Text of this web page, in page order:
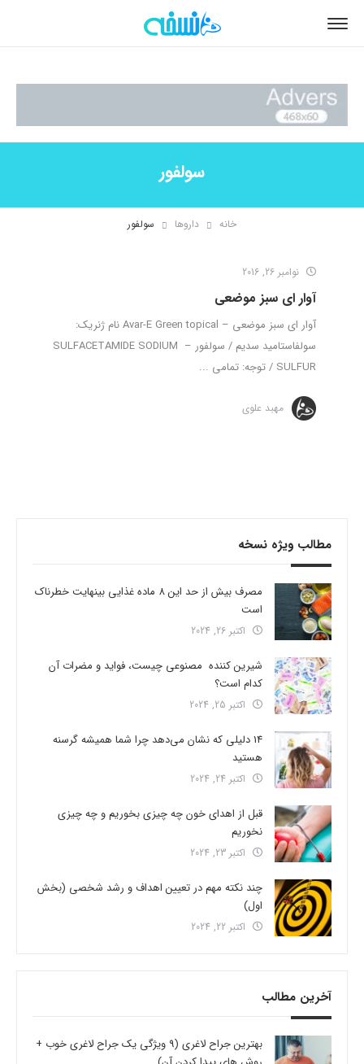
سولفور
خانه داروها سولفور
نوامبر 26, 2016
آوار ای سبز موضعی
آوار ای سبز موضعی – Avar-E Green topical نام ژنریک:
سولفاستامید سدیم / سولفور – SULFACETAMIDE SODIUM
/ SULFUR توجه: تمامی ...
مهبد علوی
مطالب ویژه نسخه
مصرف بیش از حد این 8 ماده غذایی بینهایت خطرناک
است
اکتبر 26, 2024
شیرین کننده مصنوعی چیست، فواید و مضرات آن
کدام است؟
اکتبر 25, 2024
14 دلیلی که نشان می‌دهد چرا شما همیشه گرسنه
هستید
اکتبر 24, 2024
قبل از اهدای خون چه چیزی بخوریم و چه چیزی
نخوریم
اکتبر 23, 2024
چند نکته مهم در تعیین اهداف و رشد شخصی (بخش
اول)
اکتبر 22, 2024
آخرین مطالب
بهترین جراح لاغری (9 ویژگی یک جراح لاغری خوب +